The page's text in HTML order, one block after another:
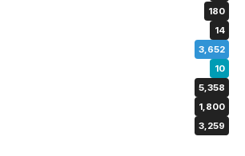
180
14
3,652
10
5,358
1,800
3,259